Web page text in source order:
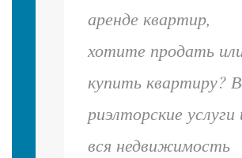
аренде квартир,
хотите продать
купить квартиру?
риэлторские услуги
вся недвижимость